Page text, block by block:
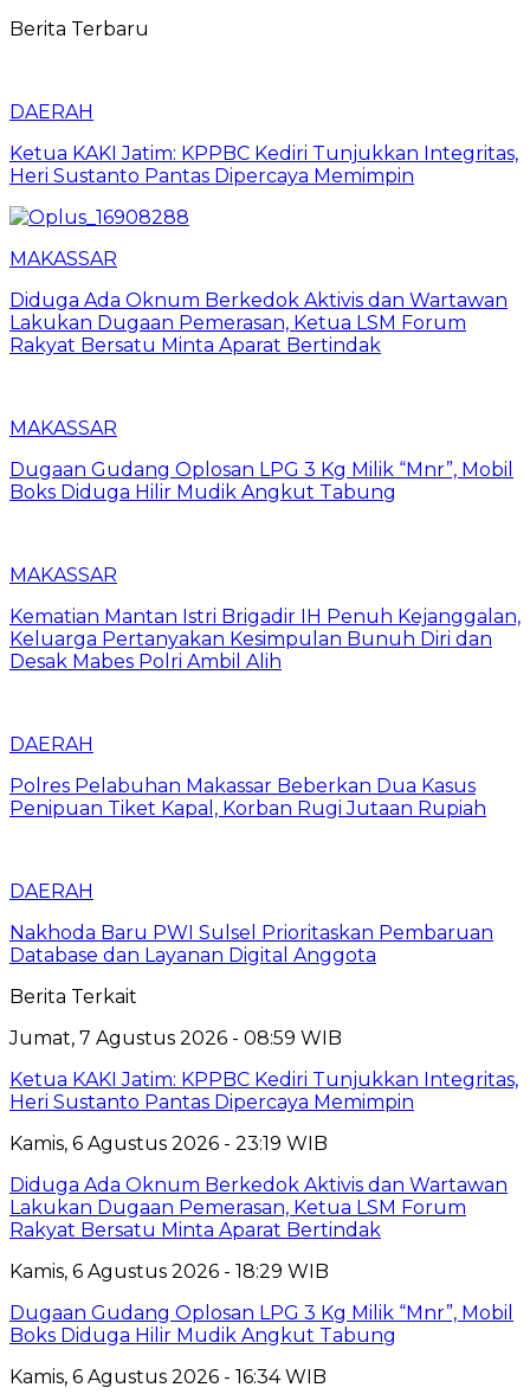
Berita Terbaru
DAERAH
Ketua KAKI Jatim: KPPBC Kediri Tunjukkan Integritas,
Heri Sustanto Pantas Dipercaya Memimpin
MAKASSAR
Diduga Ada Oknum Berkedok Aktivis dan Wartawan
Lakukan Dugaan Pemerasan, Ketua LSM Forum
Rakyat Bersatu Minta Aparat Bertindak
MAKASSAR
Dugaan Gudang Oplosan LPG 3 Kg Milik “Mnr”, Mobil
Boks Diduga Hilir Mudik Angkut Tabung
MAKASSAR
Kematian Mantan Istri Brigadir IH Penuh Kejanggalan,
Keluarga Pertanyakan Kesimpulan Bunuh Diri dan
Desak Mabes Polri Ambil Alih
DAERAH
Polres Pelabuhan Makassar Beberkan Dua Kasus
Penipuan Tiket Kapal, Korban Rugi Jutaan Rupiah
DAERAH
Nakhoda Baru PWI Sulsel Prioritaskan Pembaruan
Database dan Layanan Digital Anggota
Berita Terkait
Jumat, 7 Agustus 2026 - 08:59 WIB
Ketua KAKI Jatim: KPPBC Kediri Tunjukkan Integritas,
Heri Sustanto Pantas Dipercaya Memimpin
Kamis, 6 Agustus 2026 - 23:19 WIB
Diduga Ada Oknum Berkedok Aktivis dan Wartawan
Lakukan Dugaan Pemerasan, Ketua LSM Forum
Rakyat Bersatu Minta Aparat Bertindak
Kamis, 6 Agustus 2026 - 18:29 WIB
Dugaan Gudang Oplosan LPG 3 Kg Milik “Mnr”, Mobil
Boks Diduga Hilir Mudik Angkut Tabung
Kamis, 6 Agustus 2026 - 16:34 WIB